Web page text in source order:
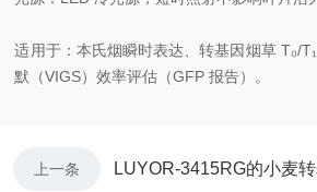
适用于：本氏烟瞬时表达、转基因烟草 T₀/
默（VIGS）效率评估（GFP 报告）。
上一条